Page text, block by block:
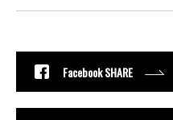
Facebook SHARE